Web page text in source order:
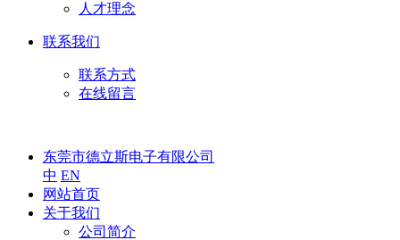
人才理念
联系我们
联系方式
在线留言
东莞市德立斯电子有限公司
中 EN
网站首页
关于我们
公司简介